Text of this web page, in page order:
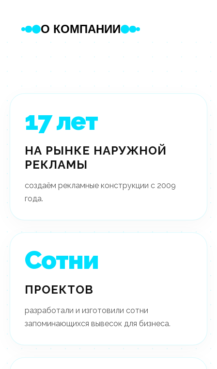
О КОМПАНИИ
17лет
НА РЫНКЕ НАРУЖНОЙ
РЕКЛАМЫ
создаём рекламные конструкции с 2009
года.
Сотни
ПРОЕКТОВ
разработали и изготовили сотни
запоминающихся вывесок для бизнеса.